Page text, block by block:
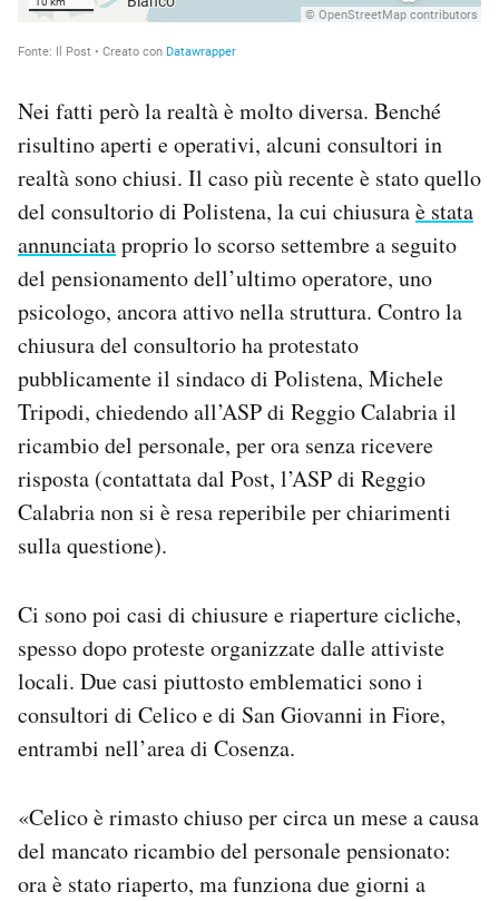
Nei fatti però la realtà è molto diversa. Benché
risultino aperti e operativi, alcuni consultori in
realtà sono chiusi. Il caso più recente è stato quello
del consultorio di Polistena, la cui chiusuraè stata
annunciataproprio lo scorso settembre a seguito
del pensionamento dell’ultimo operatore, uno
psicologo, ancora attivo nella struttura. Contro la
chiusura del consultorio ha protestato
pubblicamente il sindaco di Polistena, Michele
Tripodi, chiedendo all’ASP di Reggio Calabria il
ricambio del personale, per ora senza ricevere
risposta (contattata dal Post, l’ASP di Reggio
Calabria non si è resa reperibile per chiarimenti
sulla questione).
Ci sono poi casi di chiusure e riaperture cicliche,
spesso dopo proteste organizzate dalle attiviste
locali. Due casi piuttosto emblematici sono i
consultori di Celico e di San Giovanni in Fiore,
entrambi nell’area di Cosenza.
«Celico è rimasto chiuso per circa un mese a causa
del mancato ricambio del personale pensionato:
ora è stato riaperto, ma funziona due giorni a